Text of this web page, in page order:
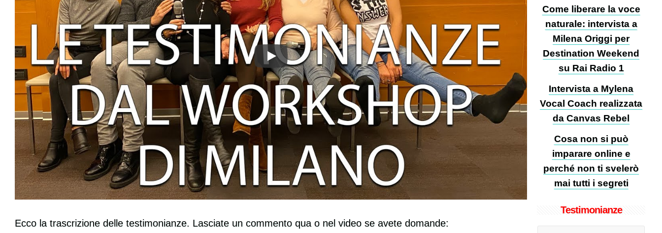
Ecco la trascrizione delle testimonianze. Lasciate un commento qua o nel video se avete domande:
Come liberare la voce
naturale: intervista a
Milena Origgi per
Destination Weekend
su Rai Radio 1
Intervista a Mylena
Vocal Coach realizzata
da Canvas Rebel
Cosa non si può
imparare online e
perché non ti svelerò
mai tutti i segreti
Testimonianze